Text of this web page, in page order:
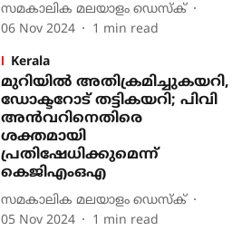
സമകാലിക മലയാളം ഡെസ്ക്
06 Nov 2024
1 min read
Kerala
മുറിയില്‍ അതിക്രമിച്ചുകയറി,
ഡോക്ടറോട് തട്ടികയറി; പിവി
അന്‍വറിനെതിരെ
ശക്തമായി
പ്രതിഷേധിക്കുമെന്ന്
കെജിഎംഒഎ
സമകാലിക മലയാളം ഡെസ്ക്
05 Nov 2024
1 min read